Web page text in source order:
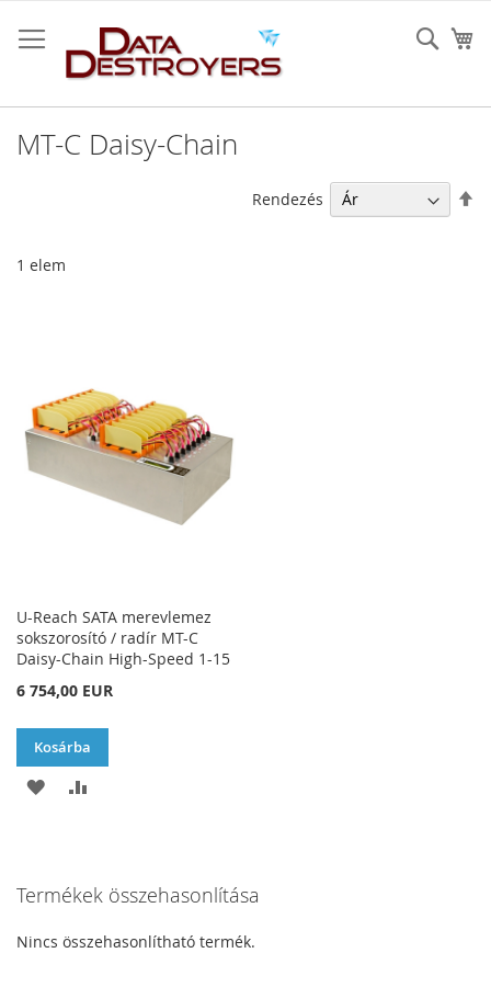
a
tartalomhoz
MT-C Daisy-Chain
1 elem
Rendezés
U-Reach SATA merevlemez
sokszorosító / radír MT-C
Daisy-Chain High-Speed 1-15
6 754,00 EUR
Kosárba
HOZZÁADÁS
Termékek összehasonlítása
Nincs összehasonlítható termék.